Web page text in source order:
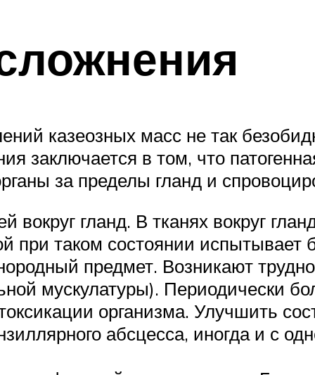
казеозных масс не так
заключается в том, что
за пределы гланд и
вокруг гланд. В тканях вокруг
при таком состоянии испытывает
предмет. Возникают
мускулатуры). Периодически
организма. Улучшить
абсцесса, иногда и с